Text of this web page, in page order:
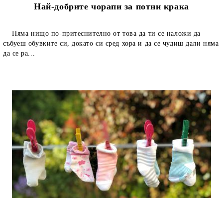
Най-добрите чорапи за потни крака
Няма нищо по-притеснително от това да ти се наложи да
събуеш обувките си, докато си сред хора и да се чудиш дали няма
да се ра...